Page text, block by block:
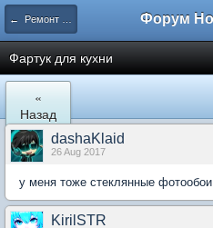
← Ремонт квартир
Фартук для кухни
«
Назад
dashaKlaid
26 Aug 2017
у меня тоже стеклянные фотообои
KirilSTR